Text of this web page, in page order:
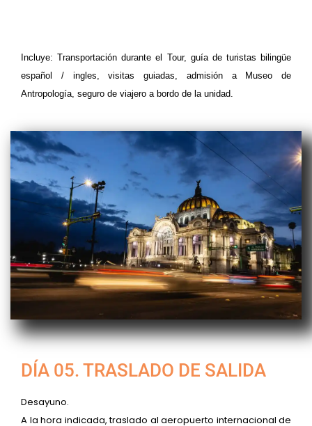
Incluye: Transportación durante el Tour, guía de turistas bilingüe
español / ingles, visitas guiadas, admisión a Museo de
Antropología, seguro de viajero a bordo de la unidad.
DÍA 05. TRASLADO DE SALIDA
Desayuno.
A la hora indicada, traslado al aeropuerto internacional de